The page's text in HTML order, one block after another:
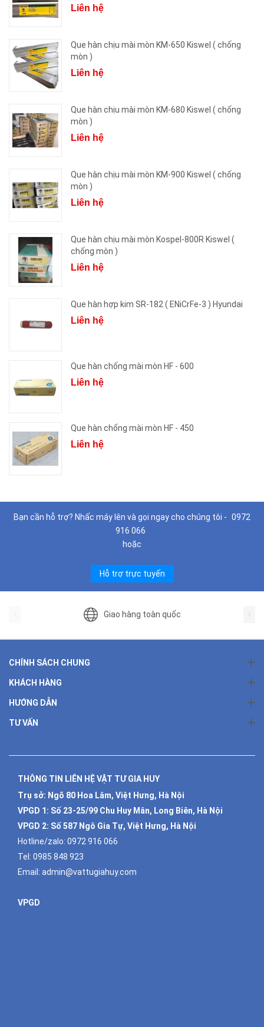
Liên hệ
Que hàn chịu mài mòn KM-650 Kiswel ( chống
mòn )
Liên hệ
Que hàn chịu mài mòn KM-680 Kiswel ( chống
mòn )
Liên hệ
Que hàn chịu mài mòn KM-900 Kiswel ( chống
mòn )
Liên hệ
Que hàn chịu mài mòn Kospel-800R Kiswel (
chống mòn )
Liên hệ
Que hàn hợp kim SR-182 ( ENiCrFe-3 ) Hyundai
Liên hệ
Que hàn chống mài mòn HF - 600
Liên hệ
Que hàn chống mài mòn HF - 450
Liên hệ
Bạn cần hỗ trợ? Nhấc máy lên và gọi ngay cho chúng tôi - 0972
916 066
hoặc
Hỗ trợ trực tuyến
Giao hàng toàn quốc
CHÍNH SÁCH CHUNG
KHÁCH HÀNG
HƯỚNG DẪN
TƯ VẤN
THÔNG TIN LIÊN HỆ VẬT TƯ GIA HUY
Trụ sở: Ngõ 80 Hoa Lâm, Việt Hưng, Hà Nội
VPGD 1: Số 23-25/99 Chu Huy Mân, Long Biên, Hà Nội
VPGD 2: Số 587 Ngô Gia Tự, Việt Hưng, Hà Nội
Hotline/zalo: 0972 916 066
Tel: 0985 848 923
Email: admin@vattugiahuy.com
VPGD